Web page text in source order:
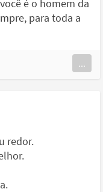
é o homem da
para toda a
...
redor.